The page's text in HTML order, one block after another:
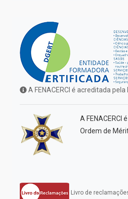
A FENACERCI é acreditada pela
A FENACERCI
Ordem de
Livro de